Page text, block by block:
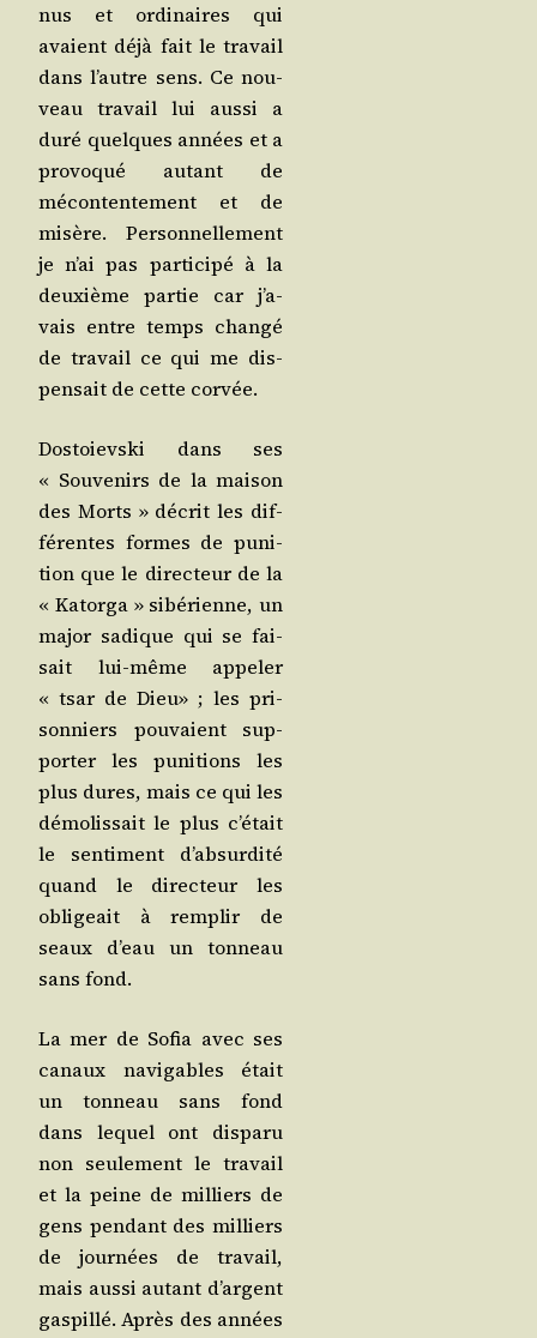
nus et ordi­naires qui
avaient déjà fait le tra­vail
dans l’autre sens. Ce nou­
veau tra­vail lui aus­si a
duré quelques années et a
pro­vo­qué autant de
mécon­ten­te­ment et de
misère. Per­son­nel­le­ment
je n’ai pas par­ti­ci­pé à la
deuxième par­tie car j’a­
vais entre temps chan­gé
de tra­vail ce qui me dis­
pen­sait de cette corvée.
Dos­toievs­ki dans ses
« Sou­ve­nirs de la mai­son
des Morts » décrit les dif­
fé­rentes formes de puni­
tion que le direc­teur de la
« Kator­ga » sibé­rienne, un
major sadique qui se fai­
sait lui-même appe­ler
« tsar de Dieu» ; les pri­
son­niers pou­vaient sup­
por­ter les puni­tions les
plus dures, mais ce qui les
démo­lis­sait le plus c’é­tait
le sen­ti­ment d’ab­sur­di­té
quand le direc­teur les
obli­geait à rem­plir de
seaux d’eau un ton­neau
sans fond.
La mer de Sofia avec ses
canaux navi­gables était
un ton­neau sans fond
dans lequel ont dis­pa­ru
non seule­ment le tra­vail
et la peine de mil­liers de
gens pen­dant des mil­liers
de jour­nées de tra­vail,
mais aus­si autant d’argent
gas­pillé. Après des années